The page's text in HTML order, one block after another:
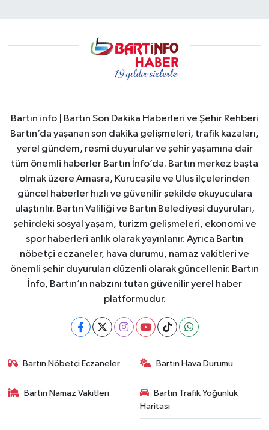
Bartın info | Bartın Son Dakika Haberleri ve Şehir Rehberi
Bartın’da yaşanan son dakika gelişmeleri, trafik kazaları,
yerel gündem, resmi duyurular ve şehir yaşamına dair
tüm önemli haberler Bartın İnfo’da. Bartın merkez başta
olmak üzere Amasra, Kurucaşile ve Ulus ilçelerinden
güncel haberler hızlı ve güvenilir şekilde okuyuculara
ulaştırılır. Bartın Valiliği ve Bartın Belediyesi duyuruları,
şehirdeki sosyal yaşam, turizm gelişmeleri, ekonomi ve
spor haberleri anlık olarak yayınlanır. Ayrıca Bartın
nöbetçi eczaneler, hava durumu, namaz vakitleri ve
önemli şehir duyuruları düzenli olarak güncellenir. Bartın
İnfo, Bartın’ın nabzını tutan güvenilir yerel haber
platformudur.
Bartın Nöbetçi Eczaneler Bartın Hava Durumu
Bartin Namaz Vakitleri
Bartın Trafik Yoğunluk
Haritası